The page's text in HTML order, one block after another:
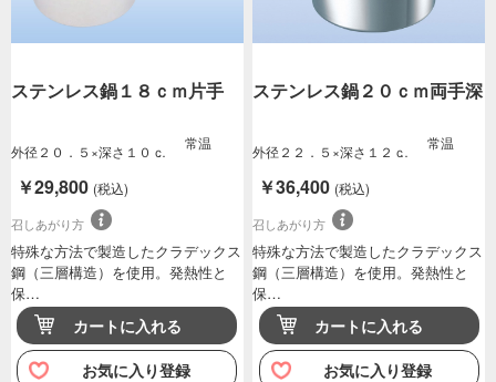
ステンレス鍋１８ｃｍ片手
外径２０．５×深さ１０ｃ
常温
￥29,800 (税込)
召しあがり方
特殊な方法で製造したクラデックス
鋼（三層構造）を使用。発熱性と
保…
カートに入れる
お気に入り登録
ステンレス鍋２０ｃｍ両手深
外径２２．５×深さ１２ｃ
常温
￥36,400 (税込)
召しあがり方
特殊な方法で製造したクラデックス
鋼（三層構造）を使用。発熱性と
保…
カートに入れる
お気に入り登録